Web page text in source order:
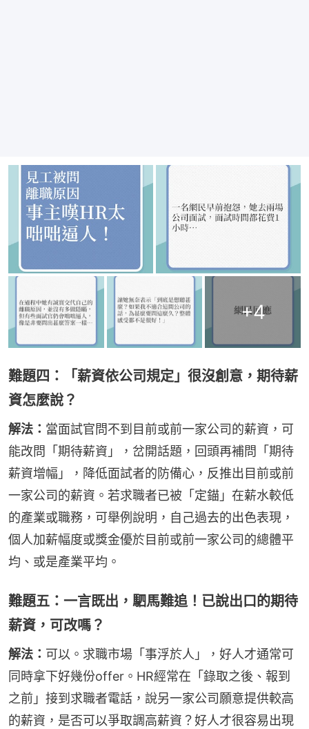
+4
難題四：「薪資依公司規定」很沒創意，期待薪
資怎麼說？
解法： 當面試官問不到目前或前一家公司的薪資，可
能改問「期待薪資」，岔開話題，回頭再補問「期待
薪資增幅」，降低面試者的防備心，反推出目前或前
一家公司的薪資。若求職者已被「定錨」在薪水較低
的產業或職務，可舉例說明，自己過去的出色表現，
個人加薪幅度或獎金優於目前或前一家公司的總體平
均、或是產業平均。
難題五：一言既出，駟馬難追！已說出口的期待
薪資，可改嗎？
解法： 可以。求職市場「事浮於人」，好人才通常可
同時拿下好幾份offer。HR經常在「錄取之後、報到
之前」接到求職者電話，說另一家公司願意提供較高
的薪資，是否可以爭取調高薪資？好人才很容易出現